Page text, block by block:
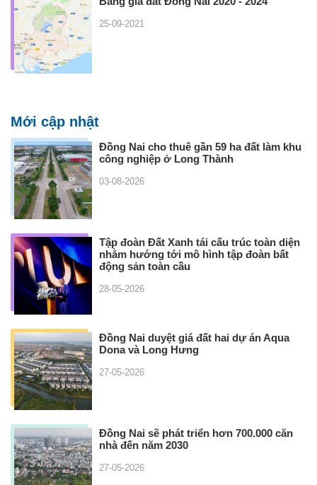
25-09-2021
Mới cập nhật
Đồng Nai cho thuê gần 59 ha đất làm khu
công nghiệp ở Long Thành
03-08-2026
Tập đoàn Đất Xanh tái cấu trúc toàn diện
nhằm hướng tới mô hình tập đoàn bất
động sản toàn cầu
28-05-2026
Đồng Nai duyệt giá đất hai dự án Aqua
Dona và Long Hưng
27-05-2026
Đồng Nai sẽ phát triển hơn 700.000 căn
nhà đến năm 2030
27-05-2026